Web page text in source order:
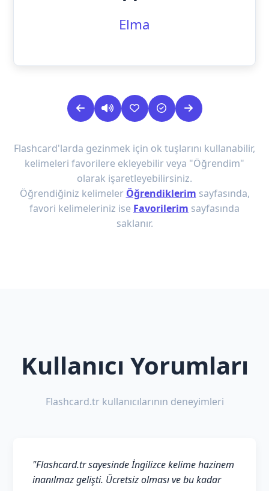
Elma
Flashcard'larda gezinmek için ok tuşlarını kullanabilir,
kelimeleri favorilere ekleyebilir veya "Öğrendim"
olarak işaretleyebilirsiniz.
Öğrendiğiniz kelimeler Öğrendiklerim sayfasında,
favori kelimeleriniz ise Favorilerim sayfasında
saklanır.
Kullanıcı Yorumları
Flashcard.tr kullanıcılarının deneyimleri
"Flashcard.tr sayesinde İngilizce kelime hazinem
inanılmaz gelişti. Ücretsiz olması ve bu kadar